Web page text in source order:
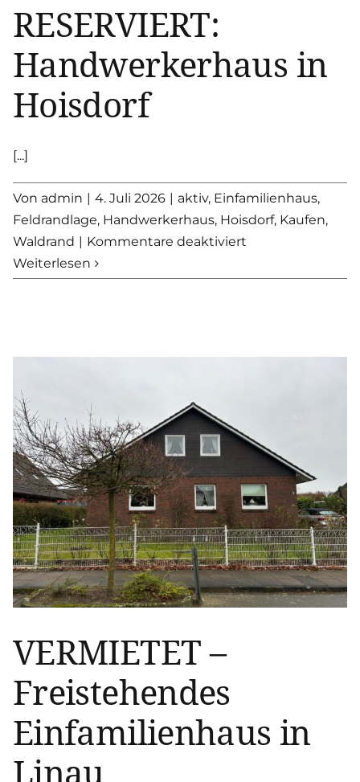
RESERVIERT:
Handwerkerhaus in
Hoisdorf
[...]
Von admin | 4. Juli 2026 | aktiv, Einfamilienhaus,
Feldrandlage, Handwerkerhaus, Hoisdorf, Kaufen,
Waldrand | Kommentare deaktiviert
Handwerkerhaus
Weiterlesen
VERMIETET –
Freistehendes
Einfamilienhaus in
Linau